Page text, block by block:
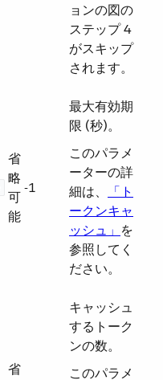
ョンの図の
ステップ 4
がスキップ
されます。
省
略
可
能
-1
最大有効期
限 (秒)。
このパラメ
ーターの詳
細は、​
「ト
ークンキャ
ッシュ」 ​を
参照してく
ださい。
省
キャッシュ
するトーク
ンの数。
このパラメ